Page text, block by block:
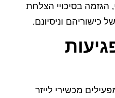
הגזמה בסיכויי הצלחת
כישוריהם וניסיונם.
מכשירי לייזר